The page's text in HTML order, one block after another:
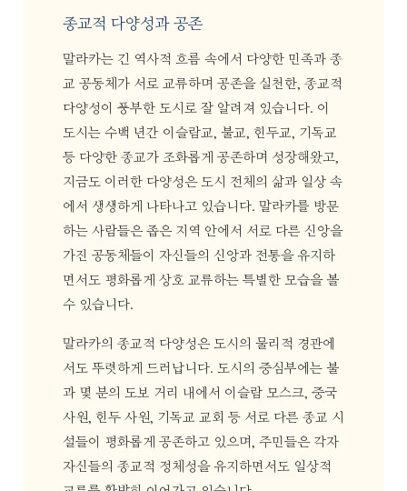
종교적 다양성과 공존
말라카는 긴 역사적 흐름 속에서 다양한 민족과 종
교 공동체가 서로 교류하며 공존을 실천한, 종교적
다양성이 풍부한 도시로 잘 알려져 있습니다. 이
도시는 수백 년간 이슬람교, 불교, 힌두교, 기독교
등 다양한 종교가 조화롭게 공존하며 성장해왔고,
지금도 이러한 다양성은 도시 전체의 삶과 일상 속
에서 생생하게 나타나고 있습니다. 말라카를 방문
하는 사람들은 좁은 지역 안에서 서로 다른 신앙을
가진 공동체들이 자신들의 신앙과 전통을 유지하
면서도 평화롭게 상호 교류하는 특별한 모습을 볼
수 있습니다.
말라카의 종교적 다양성은 도시의 물리적 경관에
서도 뚜렷하게 드러납니다. 도시의 중심부에는 불
과 몇 분의 도보 거리 내에서 이슬람 모스크, 중국
사원, 힌두 사원, 기독교 교회 등 서로 다른 종교 시
설들이 평화롭게 공존하고 있으며, 주민들은 각자
자신들의 종교적 정체성을 유지하면서도 일상적